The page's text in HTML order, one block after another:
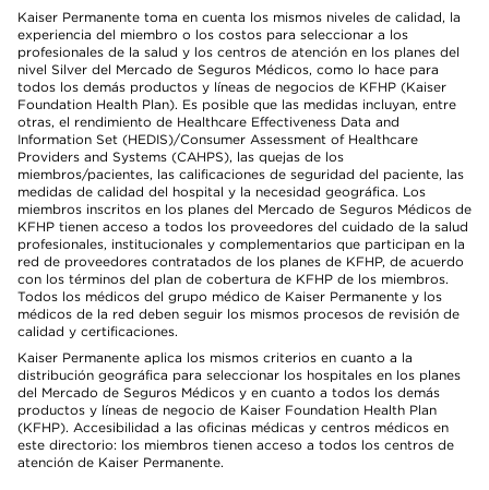
Kaiser Permanente toma en cuenta los mismos niveles de calidad, la
experiencia del miembro o los costos para seleccionar a los
profesionales de la salud y los centros de atención en los planes del
nivel Silver del Mercado de Seguros Médicos, como lo hace para
todos los demás productos y líneas de negocios de KFHP (Kaiser
Foundation Health Plan). Es posible que las medidas incluyan, entre
otras, el rendimiento de Healthcare Effectiveness Data and
Information Set (HEDIS)/Consumer Assessment of Healthcare
Providers and Systems (CAHPS), las quejas de los
miembros/pacientes, las calificaciones de seguridad del paciente, las
medidas de calidad del hospital y la necesidad geográfica. Los
miembros inscritos en los planes del Mercado de Seguros Médicos de
KFHP tienen acceso a todos los proveedores del cuidado de la salud
profesionales, institucionales y complementarios que participan en la
red de proveedores contratados de los planes de KFHP, de acuerdo
con los términos del plan de cobertura de KFHP de los miembros.
Todos los médicos del grupo médico de Kaiser Permanente y los
médicos de la red deben seguir los mismos procesos de revisión de
calidad y certificaciones.
Kaiser Permanente aplica los mismos criterios en cuanto a la
distribución geográfica para seleccionar los hospitales en los planes
del Mercado de Seguros Médicos y en cuanto a todos los demás
productos y líneas de negocio de Kaiser Foundation Health Plan
(KFHP). Accesibilidad a las oficinas médicas y centros médicos en
este directorio: los miembros tienen acceso a todos los centros de
atención de Kaiser Permanente.